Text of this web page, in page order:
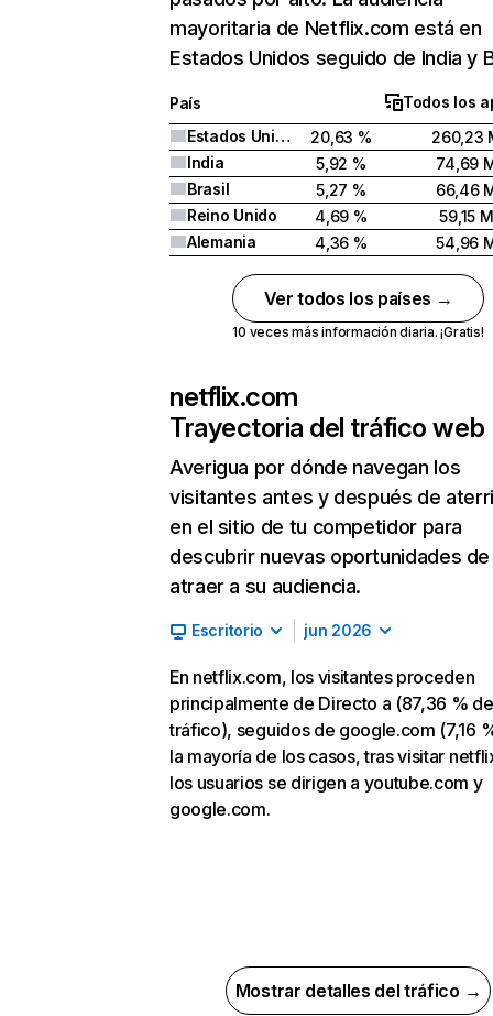
mayoritaria de Netflix.com está en
Estados Unidos seguido de India y
País
Todos los
Estados Unidos
20,63 %
260,23
India
5,92 %
74,69
Brasil
5,27 %
66,46
Reino Unido
4,69 %
59,15 M
Alemania
4,36 % 54,96
Ver todos los países →
10 veces más información diaria. ¡Gratis!
netflix.com
Trayectoria del tráfico web
Averigua por dónde navegan los
visitantes antes y después de
en el sitio de tu competidor para
descubrir nuevas oportunidades de
atraer a su audiencia.
Escritorio jun 2026
En netflix.com, los visitantes proceden
principalmente de Directo a (87,36 % de
tráfico), seguidos de google.com (7,16
la mayoría de los casos, tras visitar
los usuarios se dirigen a youtube.com y
google.com.
Mostrar detalles del tráfico →